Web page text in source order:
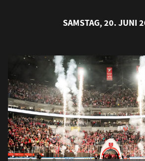
SAMSTAG, 20. JUNI